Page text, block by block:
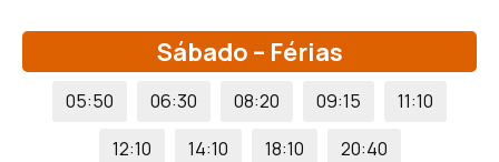
Sábado – Férias
05:50 06:30 08:20 09:15
11:10
12:10
14:10 18:10 20:40